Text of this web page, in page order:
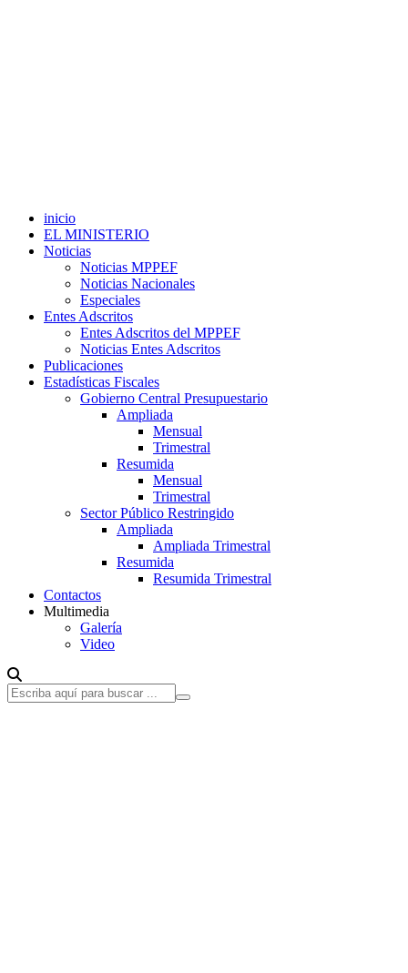
inicio
EL MINISTERIO
Noticias
Noticias MPPEF
Noticias Nacionales
Especiales
Entes Adscritos
Entes Adscritos del MPPEF
Noticias Entes Adscritos
Publicaciones
Estadísticas Fiscales
Gobierno Central Presupuestario
Ampliada
Mensual
Trimestral
Resumida
Mensual
Trimestral
Sector Público Restringido
Ampliada
Ampliada Trimestral
Resumida
Resumida Trimestral
Contactos
Multimedia
Galería
Video